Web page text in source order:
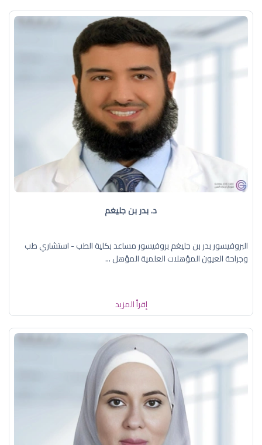
د. بدر بن جليغم
البروفيسور بدر بن جليغم بروفيسور مساعد بكلية الطب - استشاري طب
وجراحة العيون المؤهلات العلمية المؤهل ...
إقرأ المزيد